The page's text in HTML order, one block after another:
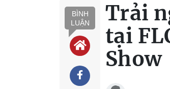
BÌNH
LUẬN
Trải
tại
Show